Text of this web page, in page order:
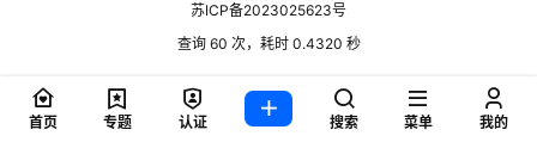
苏ICP备2023025623号
查询 60 次，耗时 0.4320 秒
首页 专题 认证 搜索 菜单 我的